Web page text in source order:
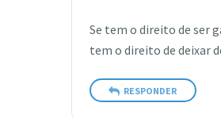
Se tem o direito de ser
tem o direito de deixar
RESPONDER